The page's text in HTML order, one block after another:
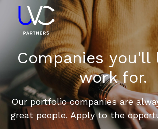
Companies you'll
work for.
Our portfolio companies are
great people. Apply to the